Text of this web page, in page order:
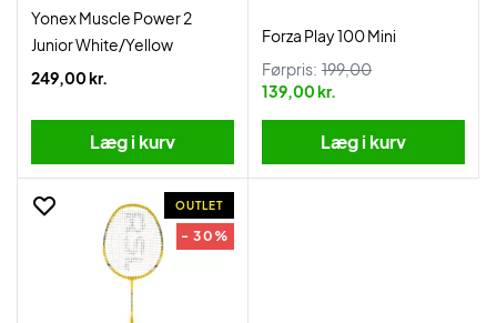
Yonex Muscle Power 2
Junior White/Yellow
249,00 kr.
Læg i kurv
Forza Play 100 Mini
Førpris: 199,00
139,00 kr.
Læg i kurv
OUTLET
- 30%